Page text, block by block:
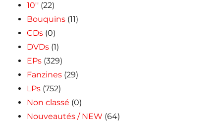
10'' (22)
Bouquins (11)
CDs (0)
DVDs (1)
EPs (329)
Fanzines (29)
LPs (752)
Non classé (0)
Nouveautés / NEW (64)